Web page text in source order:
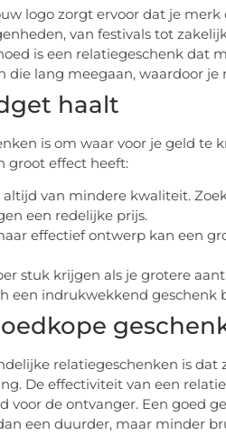
logo zorgt ervoor dat je merk
van festivals tot
is een relatiegeschenk dat
die lang meegaan, waardoor
haalt
is om waar voor je geld te
groot effect heeft:
van mindere kwaliteit.
een redelijke prijs.
effectief ontwerp kan een
stuk krijgen als je grotere
een indrukwekkend geschenk
relatiegeschenken is dat
De effectiviteit van een
de ontvanger. Een goed
een duurder, maar minder